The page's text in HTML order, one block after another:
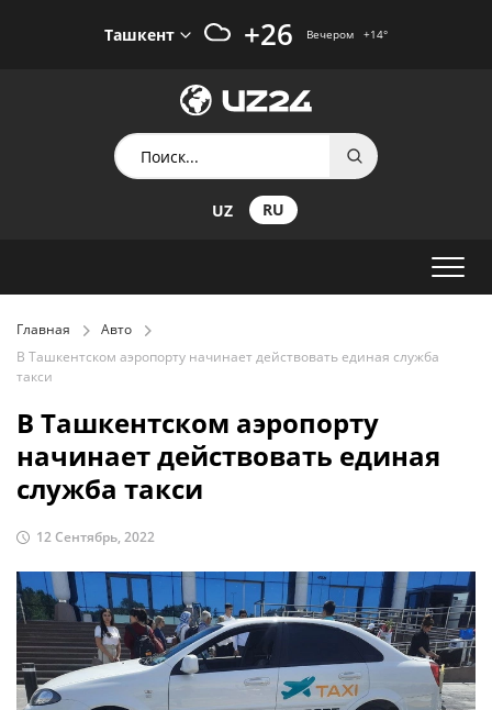
Ташкент +26 Вечером +14°
UZ RU
Главная
Авто
В Ташкентском аэропорту начинает действовать единая служба
такси
В Ташкентском аэропорту
начинает действовать единая
служба такси
12 Сентябрь, 2022